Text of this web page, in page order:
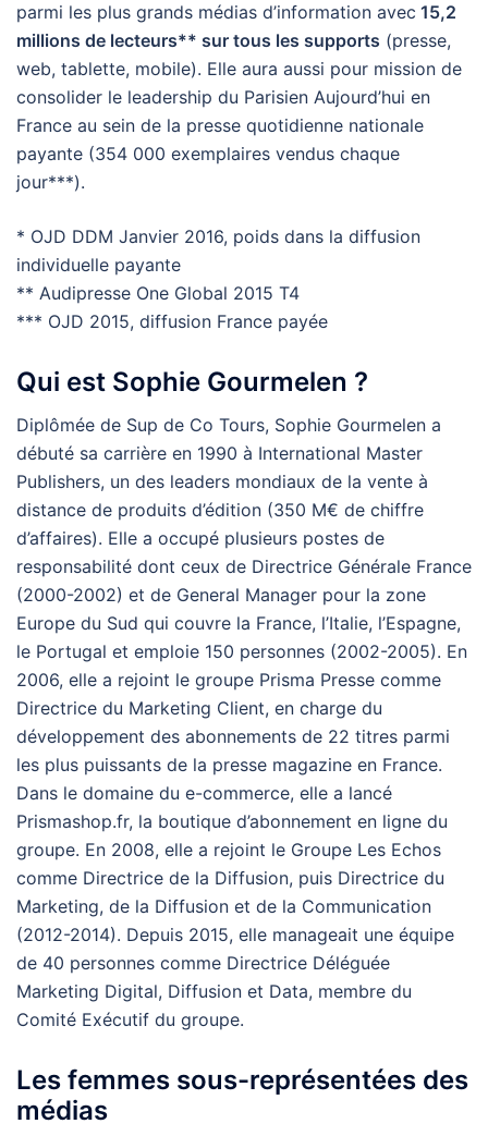
parmi les plus grands médias d’information avec 15,2
millions de lecteurs** sur tous les supports (presse,
web, tablette, mobile). Elle aura aussi pour mission de
consolider le leadership du Parisien Aujourd’hui en
France au sein de la presse quotidienne nationale
payante (354 000 exemplaires vendus chaque
jour***).
* OJD DDM Janvier 2016, poids dans la diffusion
individuelle payante
** Audipresse One Global 2015 T4
*** OJD 2015, diffusion France payée
Qui est Sophie Gourmelen ?
Diplômée de Sup de Co Tours, Sophie Gourmelen a
débuté sa carrière en 1990 à International Master
Publishers, un des leaders mondiaux de la vente à
distance de produits d’édition (350 M€ de chiffre
d’affaires). Elle a occupé plusieurs postes de
responsabilité dont ceux de Directrice Générale France
(2000-2002) et de General Manager pour la zone
Europe du Sud qui couvre la France, l’Italie, l’Espagne,
le Portugal et emploie 150 personnes (2002-2005). En
2006, elle a rejoint le groupe Prisma Presse comme
Directrice du Marketing Client, en charge du
développement des abonnements de 22 titres parmi
les plus puissants de la presse magazine en France.
Dans le domaine du e-commerce, elle a lancé
Prismashop.fr, la boutique d’abonnement en ligne du
groupe. En 2008, elle a rejoint le Groupe Les Echos
comme Directrice de la Diffusion, puis Directrice du
Marketing, de la Diffusion et de la Communication
(2012-2014). Depuis 2015, elle manageait une équipe
de 40 personnes comme Directrice Déléguée
Marketing Digital, Diffusion et Data, membre du
Comité Exécutif du groupe.
Les femmes sous-représentées des
médias